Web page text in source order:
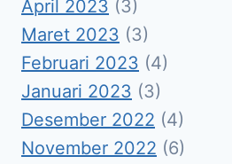
April 2023 (3)
Maret 2023 (3)
Februari 2023 (4)
Januari 2023 (3)
Desember 2022 (4)
November 2022 (6)